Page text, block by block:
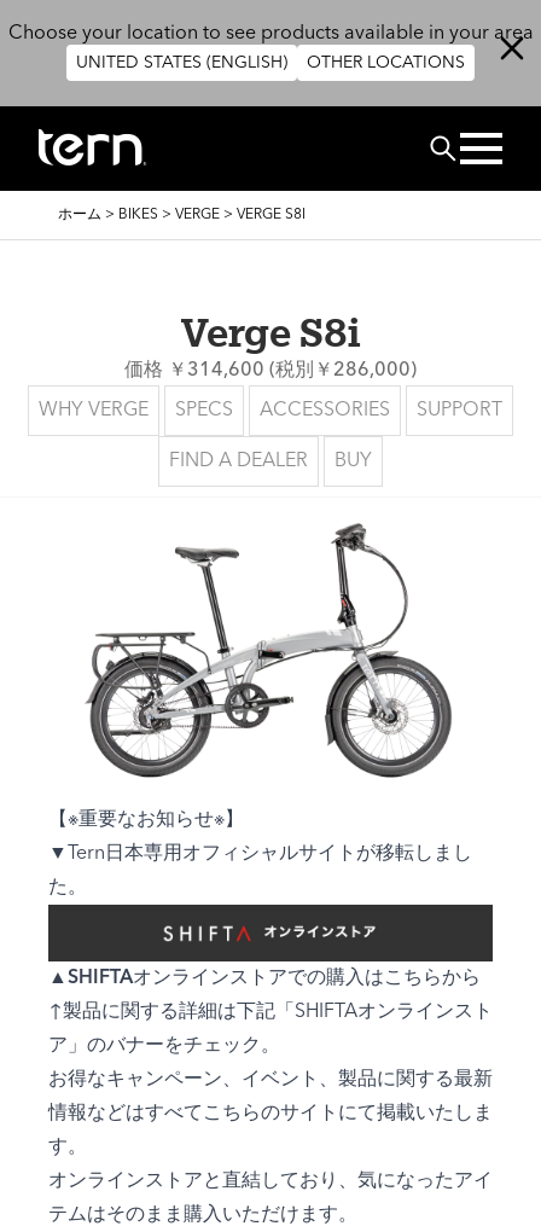
Choose your location to see products available in your area
UNITED STATES (ENGLISH) OTHER LOCATIONS
検索
パ
ホーム > BIKES > VERGE > VERGE S8I
Verge S8i
価格 ￥314,600 (税別￥286,000)
WHY VERGE SPECS ACCESSORIES SUPPORT
FIND A DEALER BUY
【※重要なお知らせ※】
▼Tern日本専用オフィシャルサイトが移転しまし
た。
▲SHIFTAオンラインストアでの購入はこちらから
↑製品に関する詳細は下記「SHIFTAオンラインスト
ア」のバナーをチェック。
お得なキャンペーン、イベント、製品に関する最新
情報などはすべてこちらのサイトにて掲載いたしま
す。
オンラインストアと直結しており、気になったアイ
テムはそのまま購入いただけます。